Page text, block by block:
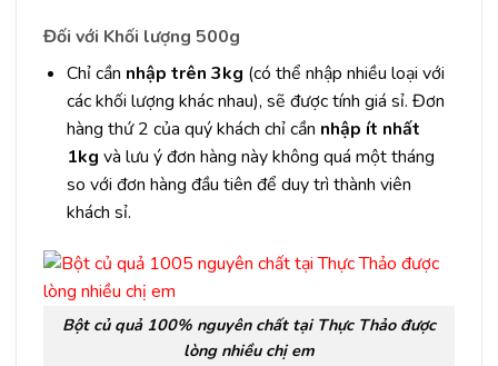
Đối với Khối lượng 500g
Chỉ cần nhập trên 3kg (có thể nhập nhiều loại với
các khối lượng khác nhau), sẽ được tính giá sỉ. Đơn
hàng thứ 2 của quý khách chỉ cần nhập ít nhất
1kg và lưu ý đơn hàng này không quá một tháng
so với đơn hàng đầu tiên để duy trì thành viên
khách sỉ.
Bột củ quả 100% nguyên chất tại Thực Thảo được
lòng nhiều chị em